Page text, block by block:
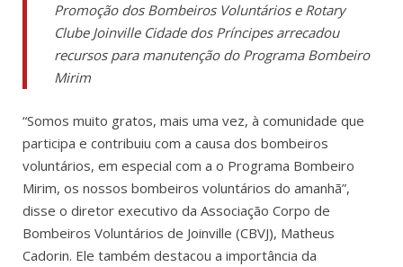
Promoção dos Bombeiros Voluntários e Rotary
Clube Joinville Cidade dos Príncipesarrecadou
recursos para manutenção do Programa Bombeiro
Mirim
“Somos muito gratos, mais uma vez, à comunidade que
participa e contribuiu com a causa dos bombeiros
voluntários, em especial com a o Programa Bombeiro
Mirim, os nossos bombeiros voluntários do amanhã”,
disse o diretor executivo da Associação Corpo de
Bombeiros Voluntários de Joinville (CBVJ), Matheus
Cadorin. Ele também destacou a importância da